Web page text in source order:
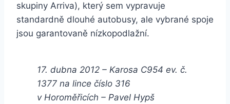
skupiny Arriva), který sem vypravuje
standardně dlouhé autobusy, ale vybrané spoje
jsou garantovaně nízkopodlažní.
17. dubna 2012 – Karosa C954 ev. č.
1377 na lince číslo 316
v Horoměřicích – Pavel Hypš